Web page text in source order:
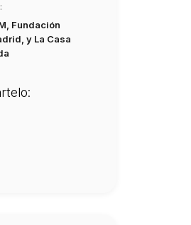
Fundación
y La Casa